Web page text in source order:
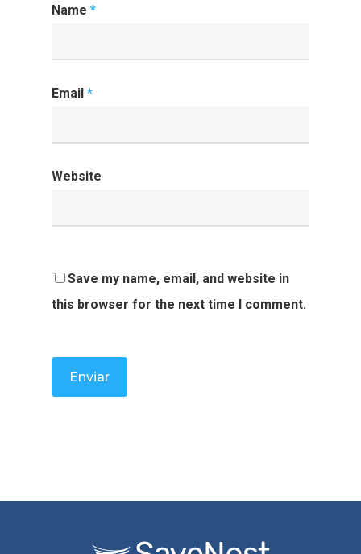
Name *
Email *
Website
Save my name, email, and website in
this browser for the next time I comment.